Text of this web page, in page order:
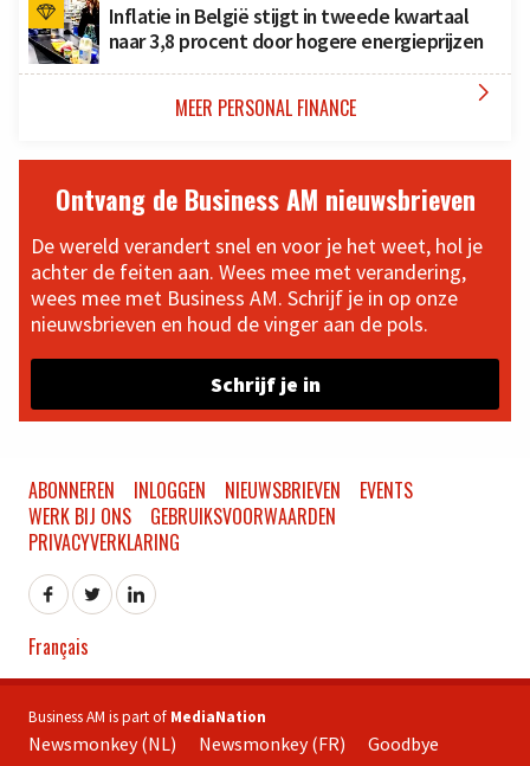
Inflatie in België stijgt in tweede kwartaal
naar 3,8 procent door hogere energieprijzen
MEER PERSONAL FINANCE 
Ontvang de Business AM nieuwsbrieven
De wereld verandert snel en voor je het weet, hol je
achter de feiten aan. Wees mee met verandering,
wees mee met Business AM. Schrijf je in op onze
nieuwsbrieven en houd de vinger aan de pols.
Schrijf je in
ABONNEREN INLOGGEN NIEUWSBRIEVEN
EVENTS
WERK BIJ ONS
GEBRUIKSVOORWAARDEN
PRIVACYVERKLARING
Français
Business AM is part of MediaNation
Newsmonkey (NL) Newsmonkey (FR) Goodbye